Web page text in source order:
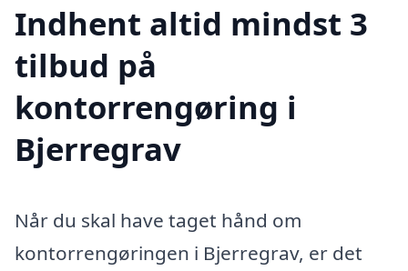
Indhent altid mindst 3
tilbud på
kontorrengøring i
Bjerregrav
Når du skal have taget hånd om
kontorrengøringen i Bjerregrav, er det